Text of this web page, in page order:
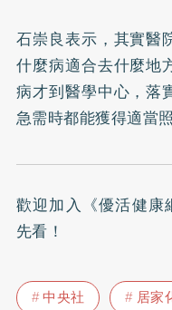
石崇良表示，其實醫
什麼病適合去什麼地
病才到醫學中心，落
急需時都能獲得適當照
歡迎加入 《優活健
先看！
中央社 居家